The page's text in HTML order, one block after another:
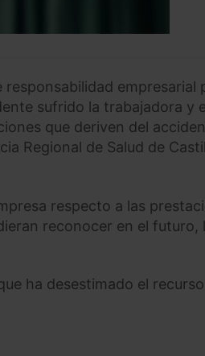
responsabilidad empresarial
sufrido la trabajadora y
que deriven del
Regional de Salud de
respecto a las
reconocer en el futuro,
ha desestimado el